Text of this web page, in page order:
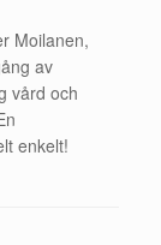
Moilanen,
av
vård och
enkelt!